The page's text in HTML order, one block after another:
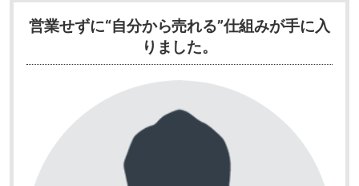
営業せずに“自分から売れる”仕組みが手に入
りました。